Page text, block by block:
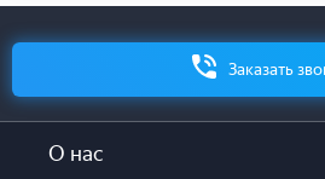
Заказать
О нас